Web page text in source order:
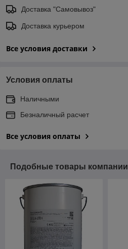
Доставка "Самовывоз"
Доставка курьером
Все условия доставки
Условия оплаты
Наличными
Безналичный расчет
Все условия оплаты
Подобные товары компании